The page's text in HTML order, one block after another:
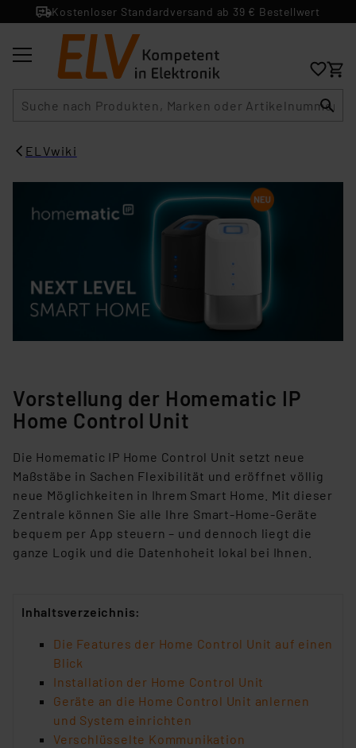
Kostenloser Standardversand ab 39 € Bestellwert
ELVwiki
Vorstellung der Homematic IP
Home Control Unit
Die Homematic IP Home Control Unit setzt neue
Maßstäbe in Sachen Flexibilität und eröffnet völlig
neue Möglichkeiten in Ihrem Smart Home. Mit dieser
Zentrale können Sie alle Ihre Smart-Home-Geräte
bequem per App steuern – und dennoch liegt die
ganze Logik und die Datenhoheit lokal bei Ihnen.
Inhaltsverzeichnis:
Die Features der Home Control Unit auf einen
Blick
Installation der Home Control Unit
Geräte an die Home Control Unit anlernen
und System einrichten
Verschlüsselte Kommunikation